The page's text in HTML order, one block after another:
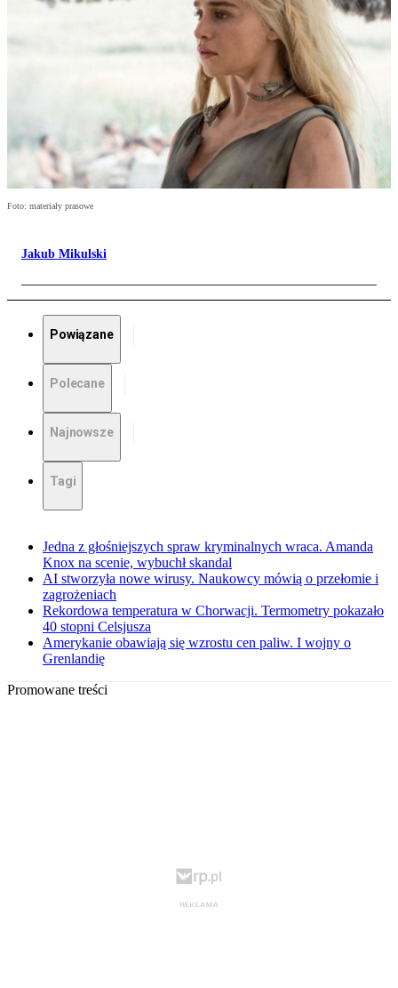
Foto: materiały prasowe
Jakub Mikulski
Powiązane
Polecane
Najnowsze
Tagi
Jedna z głośniejszych spraw kryminalnych wraca. Amanda
Knox na scenie, wybuchł skandal
AI stworzyła nowe wirusy. Naukowcy mówią o przełomie i
zagrożeniach
Rekordowa temperatura w Chorwacji. Termometry pokazało
40 stopni Celsjusza
Amerykanie obawiają się wzrostu cen paliw. I wojny o
Grenlandię
Promowane treści